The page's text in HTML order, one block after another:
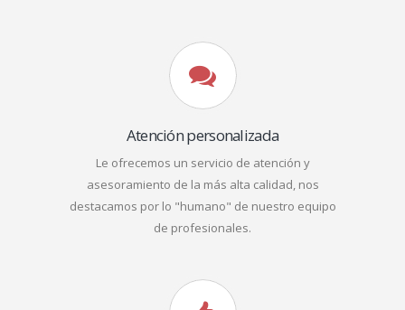
Atención personalizada
Le ofrecemos un servicio de atención y
asesoramiento de la más alta calidad, nos
destacamos por lo "humano" de nuestro equipo
de profesionales.